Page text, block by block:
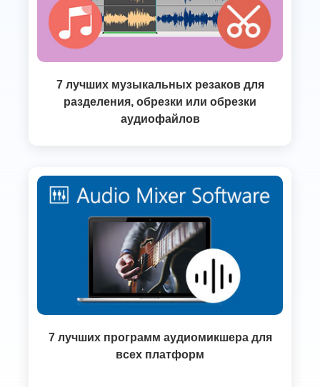
7 лучших музыкальных резаков для
разделения, обрезки или обрезки
аудиофайлов
7 лучших программ аудиомикшера для
всех платформ